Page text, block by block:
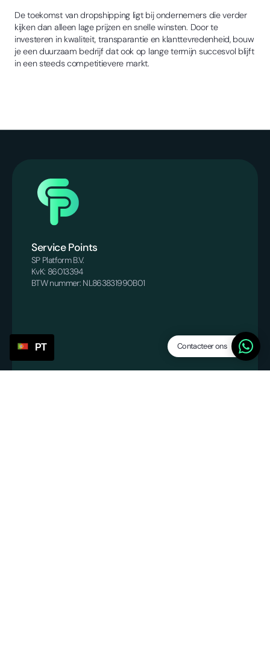
Contacteer ons
De toekomst van dropshipping ligt bij ondernemers die verder
kijken dan alleen lage prijzen en snelle winsten. Door te
investeren in kwaliteit, transparantie en klanttevredenheid, bouw
je een duurzaam bedrijf dat ook op lange termijn succesvol blijft
in een steeds competitievere markt.
Service Points
SP Platform B.V.
KvK: 86013394
BTW nummer: NL863831990B01
PT